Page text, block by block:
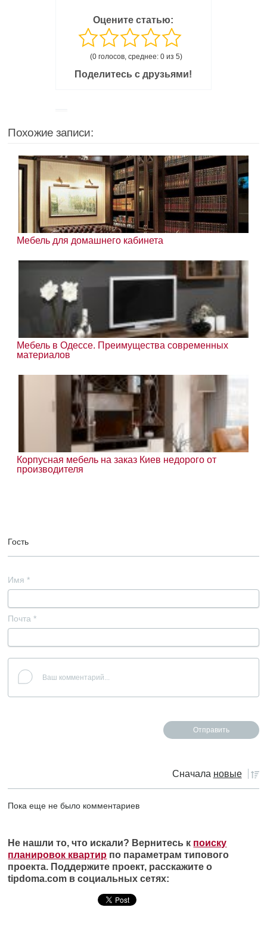
Оцените статью:
(0 голосов, среднее: 0 из 5)
Поделитесь с друзьями!
Похожие записи:
Мебель для домашнего кабинета
Мебель в Одессе. Преимущества современных
материалов
Корпусная мебель на заказ Киев недорого от
производителя
Гость
Имя *
Почта *
Сначала новые
Пока еще не было комментариев
Не нашли то, что искали? Вернитесь к поиску
планировок квартир по параметрам типового
проекта. Поддержите проект, расскажите о
tipdoma.com в социальных сетях: